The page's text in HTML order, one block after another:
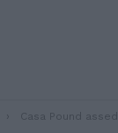
Casa Pound assedia un campo rom e